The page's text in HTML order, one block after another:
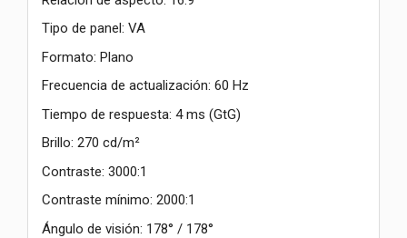
Tipo de panel: VA
Formato: Plano
Frecuencia de actualización: 60 Hz
Tiempo de respuesta: 4 ms (GtG)
Brillo: 270 cd/m²
Contraste: 3000:1
Contraste mínimo: 2000:1
Ángulo de visión: 178° / 178°